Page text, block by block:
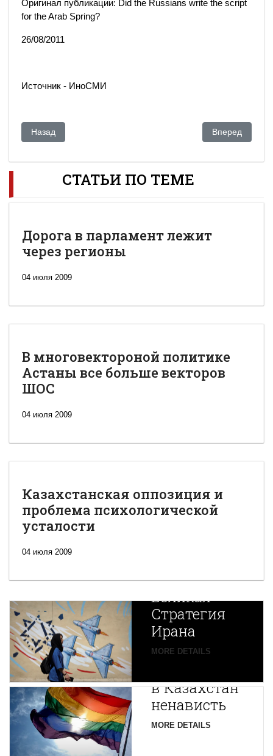
Оригинал публикации: Did the Russians write the script
for the Arab Spring?
26/08/2011
Источник - ИноСМИ
Предыдущий: Кризис политики Обамы на постсоветском
Назад Следующий:
Вперед
СТАТЬИ ПО ТЕМЕ
Дорога в парламент лежит
через регионы
04 июля 2009
В многовектороной политике
Астаны все больше векторов
ШОС
04 июля 2009
Казахстанская оппозиция и
проблема психологической
усталости
04 июля 2009
Новая
Великая
Стратегия
Ирана
MORE DETAILS
Путин
в Казахстан
ненависть
MORE DETAILS
Центральной
Азии
зарождается